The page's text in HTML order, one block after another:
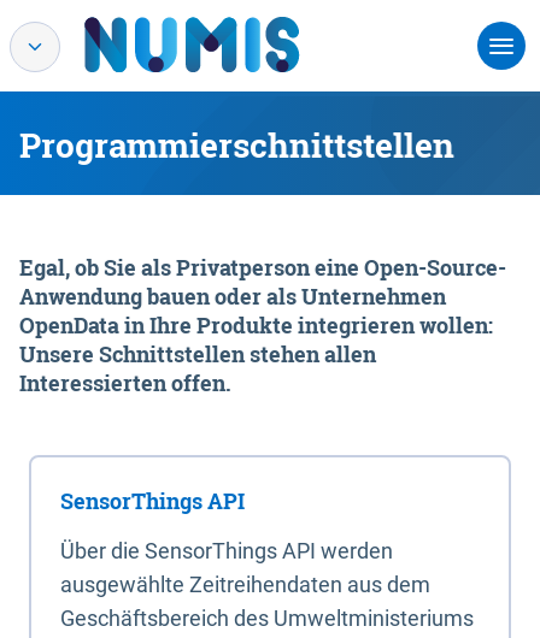
Programmierschnittstellen
Egal, ob Sie als Privatperson eine Open-Source-
Anwendung bauen oder als Unternehmen
OpenData in Ihre Produkte integrieren wollen:
Unsere Schnittstellen stehen allen
Interessierten offen.
SensorThings API
Über die SensorThings API werden
ausgewählte Zeitreihendaten aus dem
Geschäftsbereich des Umweltministeriums